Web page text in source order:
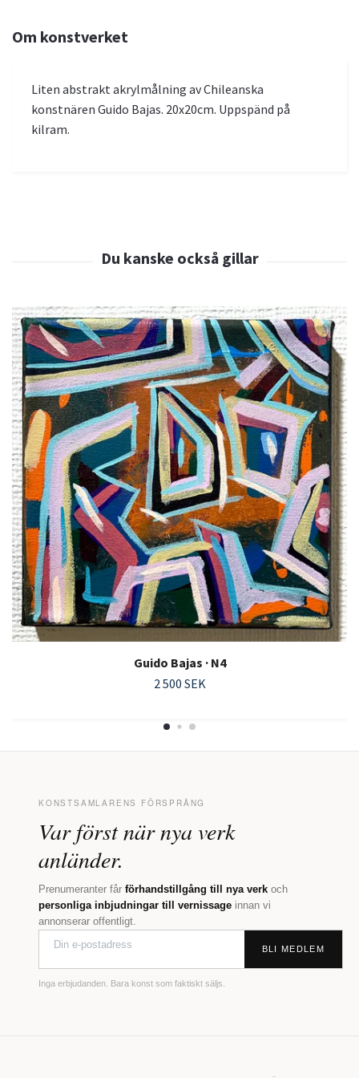
Om konstverket
Liten abstrakt akrylmålning av Chileanska
konstnären Guido Bajas. 20x20cm. Uppspänd på
kilram.
Guido Bajas · N4
2 500 SEK
KONSTSAMLARENS FÖRSPRÅNG
Var först när nya verk
anländer.
Prenumeranter får förhandstillgång till nya verk och
personliga inbjudningar till vernissage innan vi
annonserar offentligt.
BLI MEDLEM
Inga erbjudanden. Bara konst som faktiskt säljs.